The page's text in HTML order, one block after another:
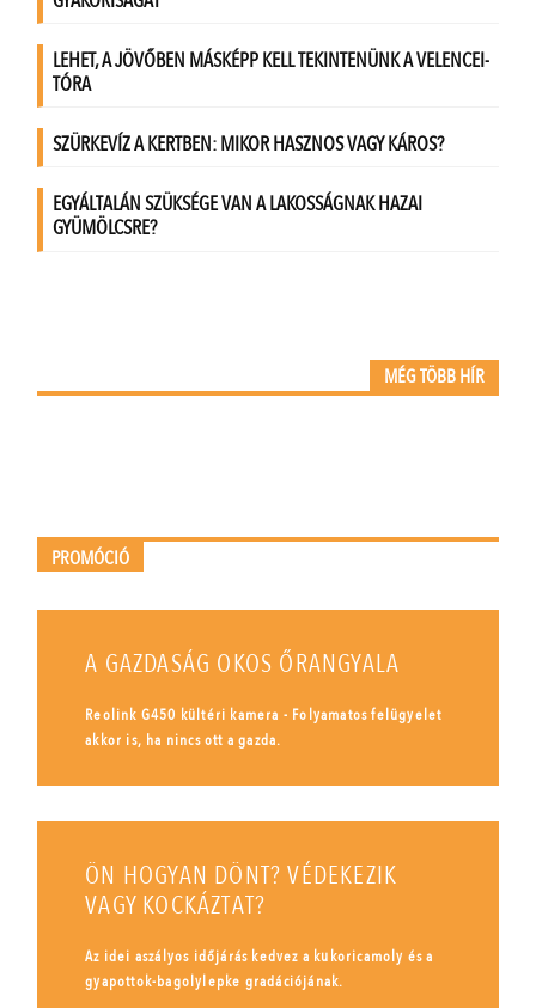
MÉG TÖBB HÍR
PROMÓCIÓ
A GAZDASÁG OKOS ŐRANGYALA
Reolink G450 kültéri kamera - Folyamatos felügyelet
akkor is, ha nincs ott a gazda.
ÖN HOGYAN DÖNT? VÉDEKEZIK
VAGY KOCKÁZTAT?
Az idei aszályos időjárás kedvez a kukoricamoly és a
gyapottok-bagolylepke gradációjának.